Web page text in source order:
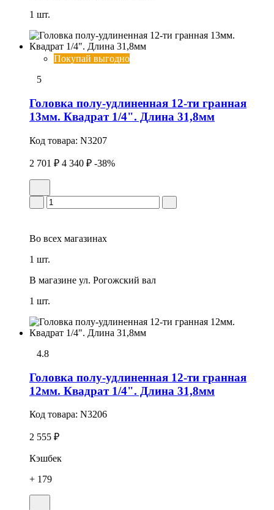
1 шт.
Покупай выгодно
5
Головка полу-удлиненная 12-ти гранная
13мм. Квадрат 1/4". Длина 31,8мм
Код товара: N3207
2 701 ₽ 4 340 ₽ -38%
Во всех магазинах
1 шт.
В магазине ул. Рогожский вал
1 шт.
4.8
Головка полу-удлиненная 12-ти гранная
12мм. Квадрат 1/4". Длина 31,8мм
Код товара: N3206
2 555 ₽
Кэшбек
+ 179